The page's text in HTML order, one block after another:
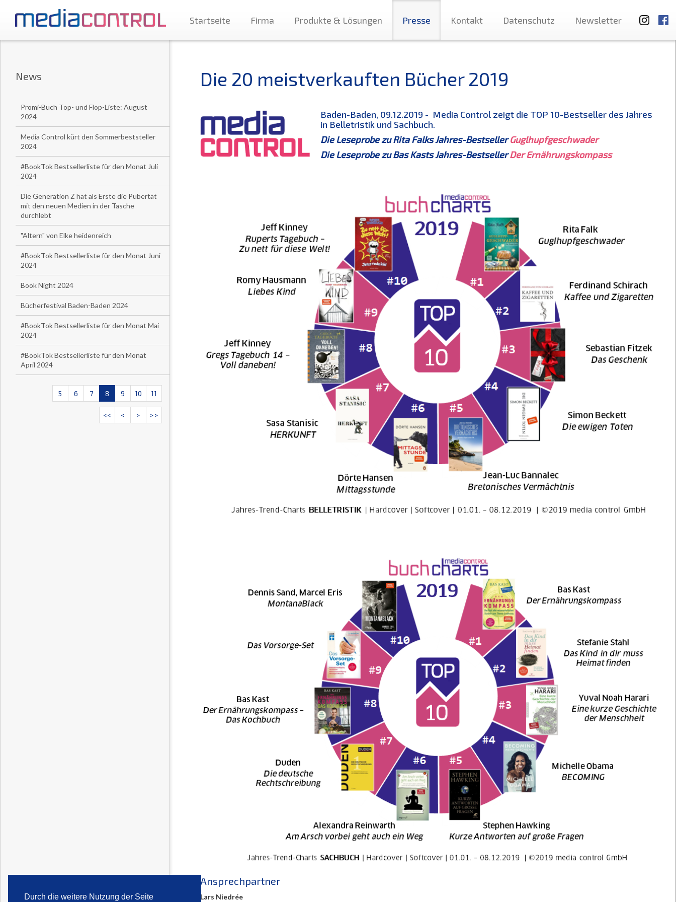
Durch die weitere Nutzung der Seite
Startseite Firma Produkte & Lösungen Presse Kontakt Datenschutz Newsletter
News
Promi-Buch Top- und Flop-Liste: August
2024
Media Control kürt den Sommerbeststeller
2024
#BookTok Bestsellerliste für den Monat Juli
2024
Die Generation Z hat als Erste die Pubertät
mit den neuen Medien in der Tasche
durchlebt
"Altern" von Elke heidenreich
#BookTok Bestsellerliste für den Monat Juni
2024
Book Night 2024
Bücherfestival Baden-Baden 2024
#BookTok Bestsellerliste für den Monat Mai
2024
#BookTok Bestsellerliste für den Monat
April 2024
5 6 7 8 9 10 11
<< < > >>
Die 20 meistverkauften Bücher 2019
Baden-Baden, 09.12.2019 - Media Control zeigt die TOP 10-Bestseller des Jahres
in Belletristik und Sachbuch.
Die Leseprobe zu Rita Falks Jahres-BestsellerGuglhupfgeschwader
Die Leseprobe zu Bas Kasts Jahres-BestsellerDer Ernährungskompass
Ansprechpartner
Lars Niedrée